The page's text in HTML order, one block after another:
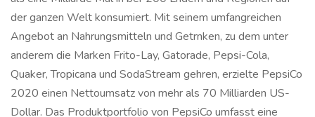
der ganzen Welt konsumiert. Mit seinem umfangreichen
Angebot an Nahrungsmitteln und Getrnken, zu dem unter
anderem die Marken Frito-Lay, Gatorade, Pepsi-Cola,
Quaker, Tropicana und SodaStream gehren, erzielte PepsiCo
2020 einen Nettoumsatz von mehr als 70 Milliarden US-
Dollar. Das Produktportfolio von PepsiCo umfasst eine